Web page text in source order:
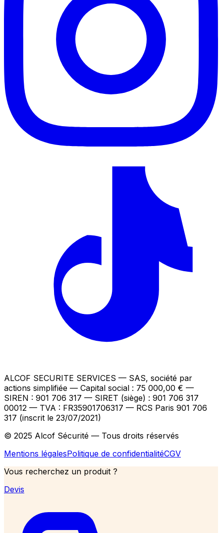
ALCOF SECURITE SERVICES — SAS, société par
actions simplifiée — Capital social : 75 000,00 € —
SIREN : 901 706 317 — SIRET (siège) : 901 706 317
00012 — TVA : FR35901706317 — RCS Paris 901 706
317 (inscrit le 23/07/2021)
© 2025 Alcof Sécurité — Tous droits réservés
Mentions légalesPolitique de confidentialitéCGV
Vous recherchez un produit ?
Devis